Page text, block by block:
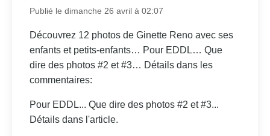
Publié le dimanche 26 avril à 02:07
Découvrez 12 photos de Ginette Reno avec ses
enfants et petits-enfants… Pour EDDL… Que
dire des photos #2 et #3… Détails dans les
commentaires:
Pour EDDL... Que dire des photos #2 et #3...
Détails dans l'article.